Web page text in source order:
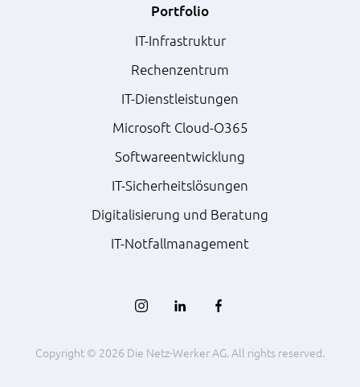
Portfolio
IT-Infrastruktur
Rechenzentrum
IT-Dienstleistungen
Microsoft Cloud-O365
Softwareentwicklung
IT-Sicherheitslösungen
Digitalisierung und Beratung
IT-Notfallmanagement
Copyright © 2026 Die Netz-Werker AG. All rights reserved.